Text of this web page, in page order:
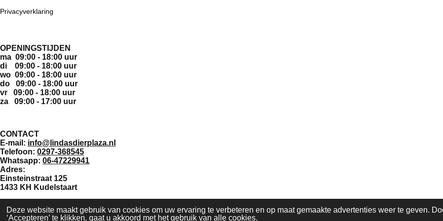
Deze website maakt gebruik van cookies om uw ervaring te verbeteren en op maat gemaakte advertenties weer te geven.
‘Accepteren’ te klikken, gaat u akkoord met het gebruik van alle cookies.
Privacyverklaring
OPENINGSTIJDEN
ma 09:00 - 18:00 uur
di 09:00 - 18:00 uur
wo 09:00 - 18:00 uur
do 09:00 - 18:00 uur
vr 09:00 - 18:00 uur
za 09:00 - 17:00 uur
CONTACT
E-mail: info@lindasdierplaza.nl
Telefoon: 0297-368545
Whatsapp: 06-47229941
Adres:
Einsteinstraat 125
1433 KH Kudelstaart
F